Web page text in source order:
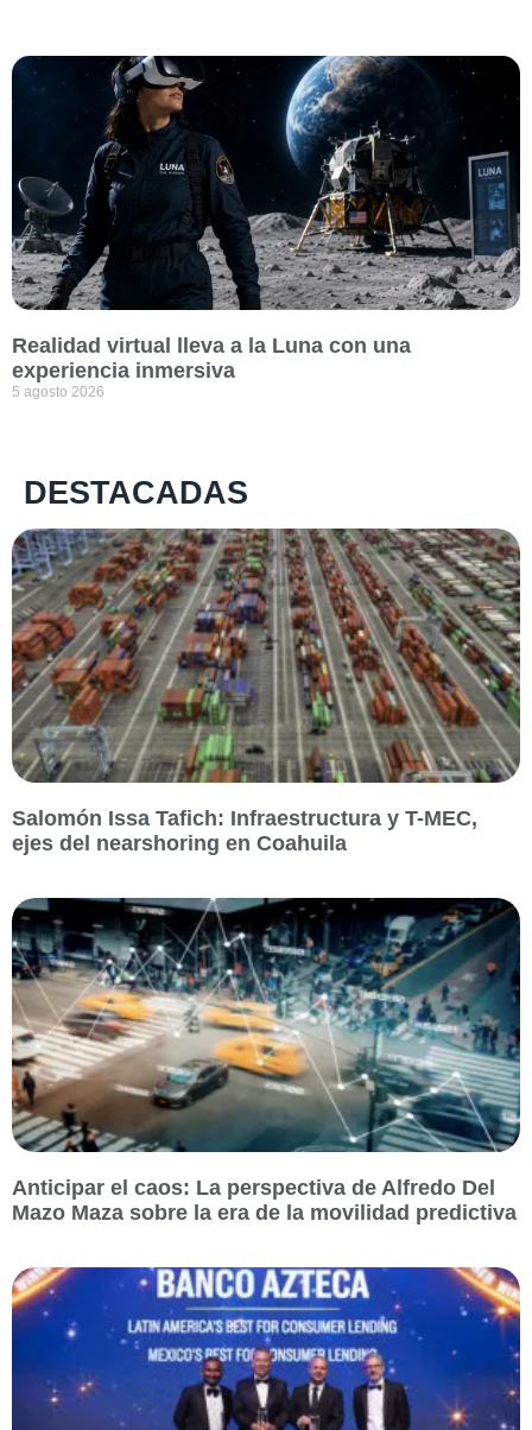
Realidad virtual lleva a la Luna con una
experiencia inmersiva
5 agosto 2026
DESTACADAS
Salomón Issa Tafich: Infraestructura y T-MEC,
ejes del nearshoring en Coahuila
Anticipar el caos: La perspectiva de Alfredo Del
Mazo Maza sobre la era de la movilidad predictiva